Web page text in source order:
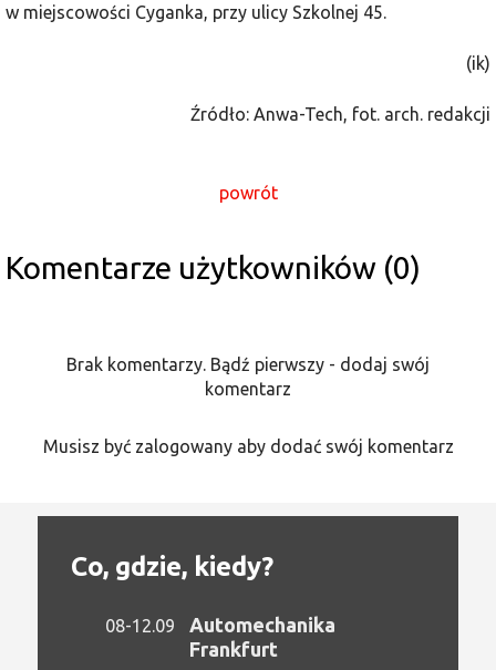
w miejscowości Cyganka, przy ulicy Szkolnej 45.
(ik)
Źródło: Anwa-Tech, fot. arch. redakcji
powrót
Komentarze użytkowników (0)
Brak komentarzy. Bądź pierwszy - dodaj swój
komentarz
Musisz być zalogowany aby dodać swój komentarz
Co, gdzie, kiedy?
08-12.09
Automechanika
Frankfurt